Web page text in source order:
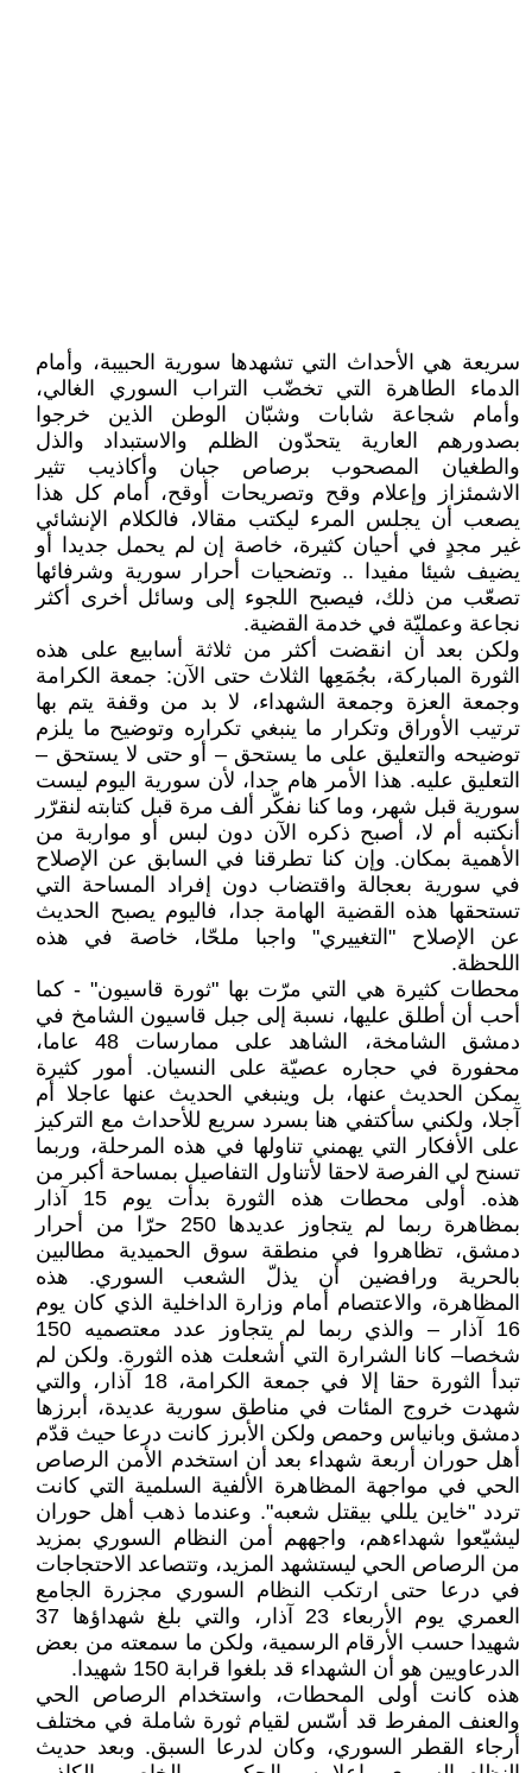
سريعة هي الأحداث التي تشهدها سورية الحبيبة، وأمام
الدماء الطاهرة التي تخضّب التراب السوري الغالي،
وأمام شجاعة شابات وشبّان الوطن الذين خرجوا
بصدورهم العارية يتحدّون الظلم والاستبداد والذل
والطغيان المصحوب برصاص جبان وأكاذيب تثير
الاشمئزاز وإعلام وقح وتصريحات أوقح، أمام كل هذا
يصعب أن يجلس المرء ليكتب مقالا، فالكلام الإنشائي
غير مجدٍ في أحيان كثيرة، خاصة إن لم يحمل جديدا أو
يضيف شيئا مفيدا .. وتضحيات أحرار سورية وشرفائها
تصعّب من ذلك، فيصبح اللجوء إلى وسائل أخرى أكثر
نجاعة وعمليّة في خدمة القضية.
ولكن بعد أن انقضت أكثر من ثلاثة أسابيع على هذه
الثورة المباركة، بجُمَعِها الثلاث حتى الآن: جمعة الكرامة
وجمعة العزة وجمعة الشهداء، لا بد من وقفة يتم بها
ترتيب الأوراق وتكرار ما ينبغي تكراره وتوضيح ما يلزم
توضيحه والتعليق على ما يستحق – أو حتى لا يستحق –
التعليق عليه. هذا الأمر هام جدا، لأن سورية اليوم ليست
سورية قبل شهر، وما كنا نفكّر ألف مرة قبل كتابته لنقرّر
أنكتبه أم لا، أصبح ذكره الآن دون لبس أو مواربة من
الأهمية بمكان. وإن كنا تطرقنا في السابق عن الإصلاح
في سورية بعجالة واقتضاب دون إفراد المساحة التي
تستحقها هذه القضية الهامة جدا، فاليوم يصبح الحديث
عن الإصلاح "التغييري" واجبا ملحّا، خاصة في هذه
اللحظة.
محطات كثيرة هي التي مرّت بها "ثورة قاسيون" - كما
أحب أن أطلق عليها، نسبة إلى جبل قاسيون الشامخ في
دمشق الشامخة، الشاهد على ممارسات 48 عاما،
محفورة في حجاره عصيّة على النسيان. أمور كثيرة
يمكن الحديث عنها، بل وينبغي الحديث عنها عاجلا أم
آجلا، ولكني سأكتفي هنا بسرد سريع للأحداث مع التركيز
على الأفكار التي يهمني تناولها في هذه المرحلة، وربما
تسنح لي الفرصة لاحقا لأتناول التفاصيل بمساحة أكبر من
هذه. أولى محطات هذه الثورة بدأت يوم 15 آذار
بمظاهرة ربما لم يتجاوز عديدها 250 حرّا من أحرار
دمشق، تظاهروا في منطقة سوق الحميدية مطالبين
بالحرية ورافضين أن يذلّ الشعب السوري. هذه
المظاهرة، والاعتصام أمام وزارة الداخلية الذي كان يوم
16 آذار – والذي ربما لم يتجاوز عدد معتصميه 150
شخصا– كانا الشرارة التي أشعلت هذه الثورة. ولكن لم
تبدأ الثورة حقا إلا في جمعة الكرامة، 18 آذار، والتي
شهدت خروج المئات في مناطق سورية عديدة، أبرزها
دمشق وبانياس وحمص ولكن الأبرز كانت درعا حيث قدّم
أهل حوران أربعة شهداء بعد أن استخدم الأمن الرصاص
الحي في مواجهة المظاهرة الألفية السلمية التي كانت
تردد "خاين يللي بيقتل شعبه". وعندما ذهب أهل حوران
ليشيّعوا شهداءهم، واجههم أمن النظام السوري بمزيد
من الرصاص الحي ليستشهد المزيد، وتتصاعد الاحتجاجات
في درعا حتى ارتكب النظام السوري مجزرة الجامع
العمري يوم الأربعاء 23 آذار، والتي بلغ شهداؤها 37
شهيدا حسب الأرقام الرسمية، ولكن ما سمعته من بعض
الدرعاويين هو أن الشهداء قد بلغوا قرابة 150 شهيدا.
هذه كانت أولى المحطات، واستخدام الرصاص الحي
والعنف المفرط قد أسّس لقيام ثورة شاملة في مختلف
أرجاء القطر السوري، وكان لدرعا السبق. وبعد حديث